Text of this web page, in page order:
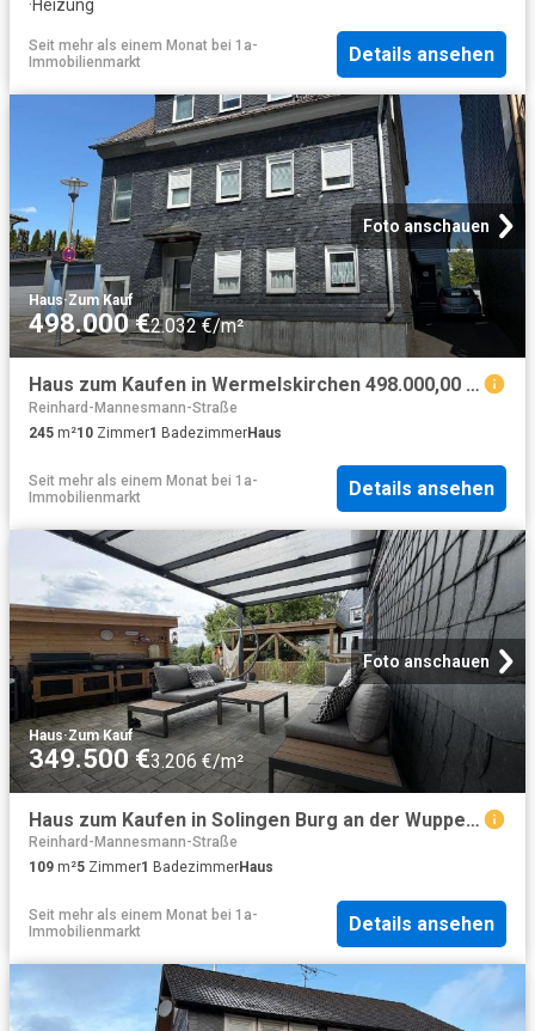
·Heizung
Seit mehr als einem Monat bei 1a-
Immobilienmarkt
Details ansehen
Foto anschauen
Haus·Zum Kauf
498.000 €2.032 €/m²
Haus zum Kaufen in Wermelskirchen 498.000,00 EUR 245 m²
Reinhard-Mannesmann-Straße
245 m²10 Zimmer1 BadezimmerHaus
Seit mehr als einem Monat bei 1a-
Immobilienmarkt
Details ansehen
Foto anschauen
Haus·Zum Kauf
349.500 €3.206 €/m²
Haus zum Kaufen in Solingen Burg an der Wupper 349.500,00 EUR 109.55 m²
Reinhard-Mannesmann-Straße
109 m²5 Zimmer1 BadezimmerHaus
Seit mehr als einem Monat bei 1a-
Immobilienmarkt
Details ansehen